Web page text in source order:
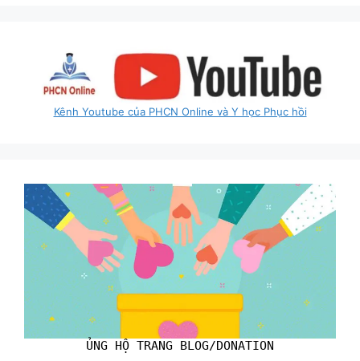
Kênh Youtube của PHCN Online và Y học Phục hồi
ỦNG HỘ TRANG BLOG/DONATION